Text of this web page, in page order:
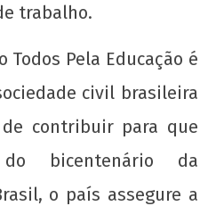
trabalho.
Todos Pela Educação é
civil brasileira
contribuir para que
bicentenário da
o país assegure a